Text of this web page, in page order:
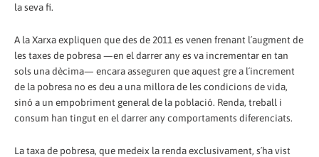
la seva fi.
A la Xarxa expliquen que des de 2011 es venen frenant l´augment de
les taxes de pobresa —en el darrer any es va incrementar en tan
sols una dècima— encara asseguren que aquest gre a l´increment
de la pobresa no es deu a una millora de les condicions de vida,
sinó a un empobriment general de la població. Renda, treball i
consum han tingut en el darrer any comportaments diferenciats.
La taxa de pobresa, que medeix la renda exclusivament, s´ha vist